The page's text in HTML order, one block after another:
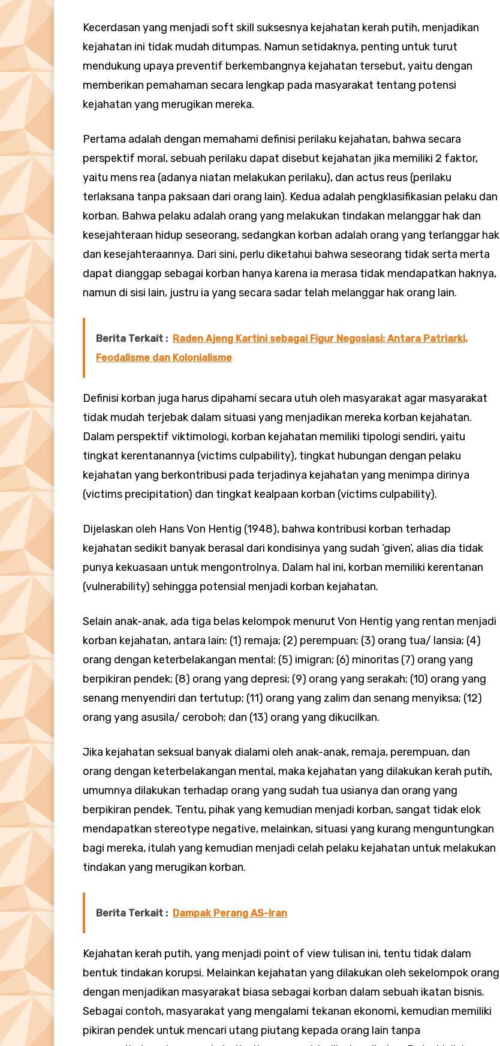
Kecerdasan yang menjadi soft skill suksesnya kejahatan kerah putih, menjadikan
kejahatan ini tidak mudah ditumpas. Namun setidaknya, penting untuk turut
mendukung upaya preventif berkembangnya kejahatan tersebut, yaitu dengan
memberikan pemahaman secara lengkap pada masyarakat tentang potensi
kejahatan yang merugikan mereka.
Pertama adalah dengan memahami definisi perilaku kejahatan, bahwa secara
perspektif moral, sebuah perilaku dapat disebut kejahatan jika memiliki 2 faktor,
yaitu mens rea (adanya niatan melakukan perilaku), dan actus reus (perilaku
terlaksana tanpa paksaan dari orang lain). Kedua adalah pengklasifikasian pelaku dan
korban. Bahwa pelaku adalah orang yang melakukan tindakan melanggar hak dan
kesejahteraan hidup seseorang, sedangkan korban adalah orang yang terlanggar hak
dan kesejahteraannya. Dari sini, perlu diketahui bahwa seseorang tidak serta merta
dapat dianggap sebagai korban hanya karena ia merasa tidak mendapatkan haknya,
namun di sisi lain, justru ia yang secara sadar telah melanggar hak orang lain.
Berita Terkait : Raden Ajeng Kartini sebagai Figur Negosiasi: Antara Patriarki,
Feodalisme dan Kolonialisme
Definisi korban juga harus dipahami secara utuh oleh masyarakat agar masyarakat
tidak mudah terjebak dalam situasi yang menjadikan mereka korban kejahatan.
Dalam perspektif viktimologi, korban kejahatan memiliki tipologi sendiri, yaitu
tingkat kerentanannya (victims culpability), tingkat hubungan dengan pelaku
kejahatan yang berkontribusi pada terjadinya kejahatan yang menimpa dirinya
(victims precipitation) dan tingkat kealpaan korban (victims culpability).
Dijelaskan oleh Hans Von Hentig (1948), bahwa kontribusi korban terhadap
kejahatan sedikit banyak berasal dari kondisinya yang sudah ‘given’, alias dia tidak
punya kekuasaan untuk mengontrolnya. Dalam hal ini, korban memiliki kerentanan
(vulnerability) sehingga potensial menjadi korban kejahatan.
Selain anak-anak, ada tiga belas kelompok menurut Von Hentig yang rentan menjadi
korban kejahatan, antara lain: (1) remaja; (2) perempuan; (3) orang tua/ lansia; (4)
orang dengan keterbelakangan mental: (5) imigran; (6) minoritas (7) orang yang
berpikiran pendek; (8) orang yang depresi; (9) orang yang serakah; (10) orang yang
senang menyendiri dan tertutup; (11) orang yang zalim dan senang menyiksa; (12)
orang yang asusila/ ceroboh; dan (13) orang yang dikucilkan.
Jika kejahatan seksual banyak dialami oleh anak-anak, remaja, perempuan, dan
orang dengan keterbelakangan mental, maka kejahatan yang dilakukan kerah putih,
umumnya dilakukan terhadap orang yang sudah tua usianya dan orang yang
berpikiran pendek. Tentu, pihak yang kemudian menjadi korban, sangat tidak elok
mendapatkan stereotype negative, melainkan, situasi yang kurang menguntungkan
bagi mereka, itulah yang kemudian menjadi celah pelaku kejahatan untuk melakukan
tindakan yang merugikan korban.
Berita Terkait : Dampak Perang AS-Iran
Kejahatan kerah putih, yang menjadi point of view tulisan ini, tentu tidak dalam
bentuk tindakan korupsi. Melainkan kejahatan yang dilakukan oleh sekelompok orang
dengan menjadikan masyarakat biasa sebagai korban dalam sebuah ikatan bisnis.
Sebagai contoh, masyarakat yang mengalami tekanan ekonomi, kemudian memiliki
pikiran pendek untuk mencari utang piutang kepada orang lain tanpa